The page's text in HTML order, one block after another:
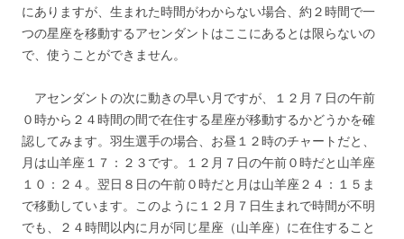
にありますが、生まれた時間がわからない場合、約２時間で一
つの星座を移動するアセンダントはここにあるとは限らないの
で、使うことができません。
アセンダントの次に動きの早い月ですが、１２月７日の午前
０時から２４時間の間で在住する星座が移動するかどうかを確
認してみます。羽生選手の場合、お昼１２時のチャートだと、
月は山羊座１７：２３です。１２月７日の午前０時だと山羊座
１０：２４。翌日８日の午前０時だと月は山羊座２４：１５ま
で移動しています。このように１２月７日生まれで時間が不明
でも、２４時間以内に月が同じ星座（山羊座）に在住すること